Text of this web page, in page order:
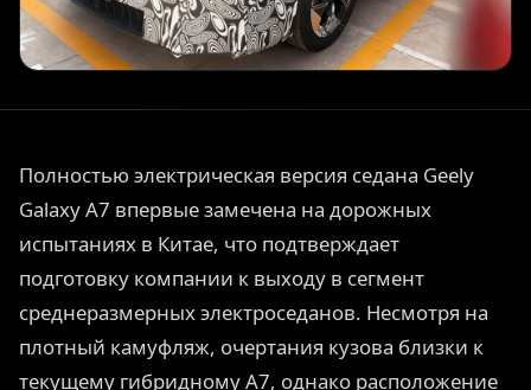
Полностью электрическая версия седана Geely
Galaxy A7 впервые замечена на дорожных
испытаниях в Китае, что подтверждает
подготовку компании к выходу в сегмент
среднеразмерных электроседанов. Несмотря на
плотный камуфляж, очертания кузова близки к
текущему гибридному A7, однако расположение